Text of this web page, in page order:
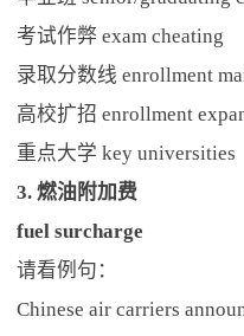
考试作弊 exam cheating
录取分数线 enrollment
高校扩招 enrollment
重点大学 key universities
3. 燃油附加费
fuel surcharge
请看例句：
Chinese air carriers